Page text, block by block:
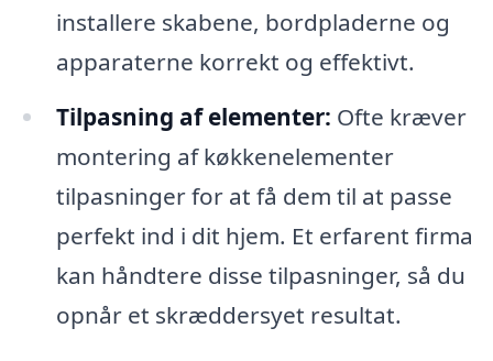
installere skabene, bordpladerne og
apparaterne korrekt og effektivt.
Tilpasning af elementer: Ofte kræver
montering af køkkenelementer
tilpasninger for at få dem til at passe
perfekt ind i dit hjem. Et erfarent firma
kan håndtere disse tilpasninger, så du
opnår et skræddersyet resultat.